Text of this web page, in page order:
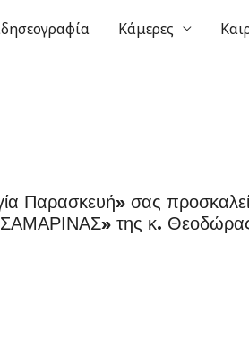
Κάμερες
Παρασκευή» σας
της κ.